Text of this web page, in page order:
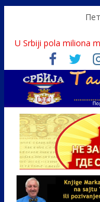
U Srbiji pola miliona
Како је „Господар
непријатељем
Čije je pravo na istinu
Srbin zaspao na
Politika i seks glavne